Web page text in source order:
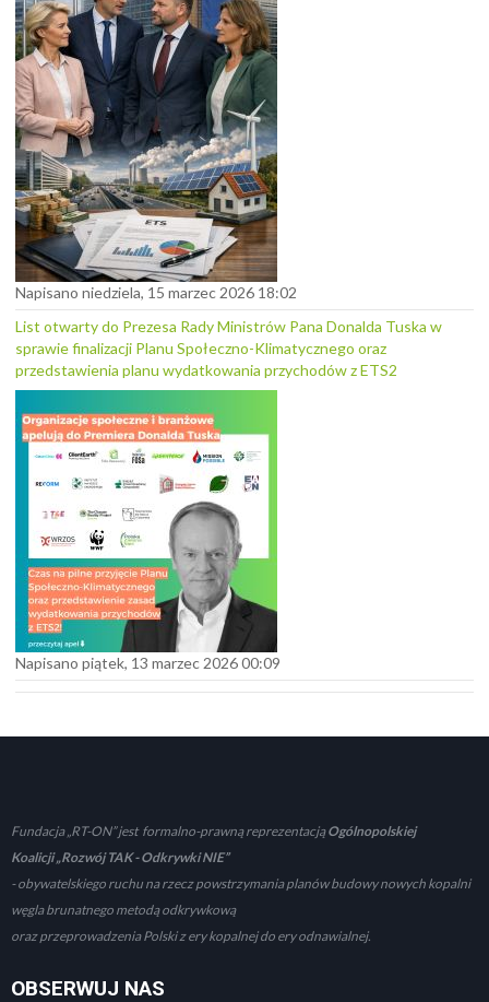
Napisano niedziela, 15 marzec 2026 18:02
List otwarty do Prezesa Rady Ministrów Pana Donalda Tuska w
sprawie finalizacji Planu Społeczno-Klimatycznego oraz
przedstawienia planu wydatkowania przychodów z ETS2
Napisano piątek, 13 marzec 2026 00:09
Fundacja „RT-ON” jest formalno-prawną reprezentacjąOgólnopolskiej
Koalicji „Rozwój TAK - Odkrywki NIE”
- obywatelskiego ruchu na rzecz powstrzymania planów budowy nowych kopalni
węgla brunatnego metodą odkrywkową
oraz przeprowadzenia Polski z ery kopalnej do ery odnawialnej.
OBSERWUJ NAS